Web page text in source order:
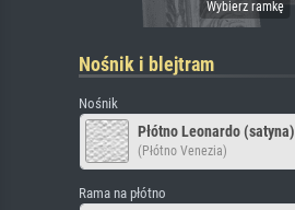
Nośnik i blejtram
Nośnik
Płótno Leonardo (satyna)
(Płótno Venezia)
Rama na płótno